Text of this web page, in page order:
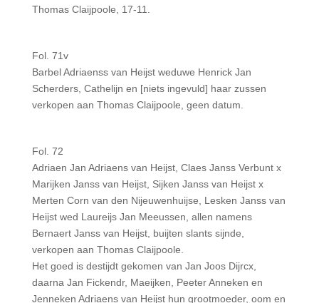
Thomas Claijpoole, 17-11.
Fol. 71v
Barbel Adriaenss van Heijst weduwe Henrick Jan
Scherders, Cathelijn en [niets ingevuld] haar zussen
verkopen aan Thomas Claijpoole, geen datum.
Fol. 72
Adriaen Jan Adriaens van Heijst, Claes Janss Verbunt x
Marijken Janss van Heijst, Sijken Janss van Heijst x
Merten Corn van den Nijeuwenhuijse, Lesken Janss van
Heijst wed Laureijs Jan Meeussen, allen namens
Bernaert Janss van Heijst, buijten slants sijnde,
verkopen aan Thomas Claijpoole.
Het goed is destijdt gekomen van Jan Joos Dijrcx,
daarna Jan Fickendr, Maeijken, Peeter Anneken en
Jenneken Adriaens van Heijst hun grootmoeder, oom en